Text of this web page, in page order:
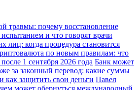
травмы: почему восстановление
и что говорят врачи
лиц: когда процедура становится
по новым правилам: что
1 сентября 2026 года Банк может
за законный перевод: какие суммы
как защитить свои деньги Павел
может обернуться международный